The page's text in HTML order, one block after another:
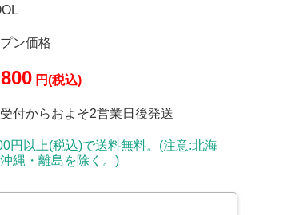
ン価格
円(税込)
付からおよそ2営業日後発送
円以上(税込)で送料無料。(注意:北海
縄・離島を除く。)